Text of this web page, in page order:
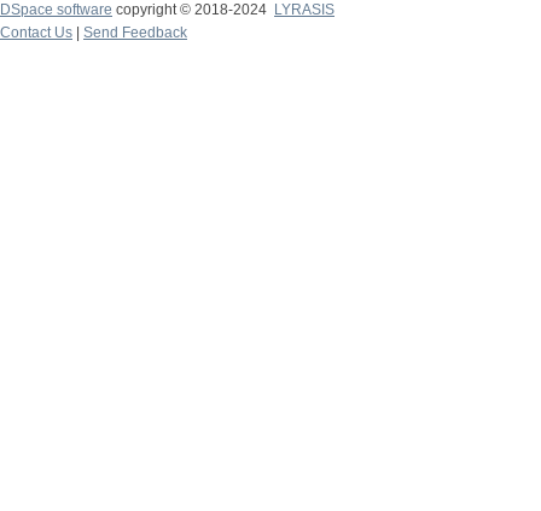
DSpace software copyright © 2018-2024 LYRASIS
Contact Us
Send Feedback